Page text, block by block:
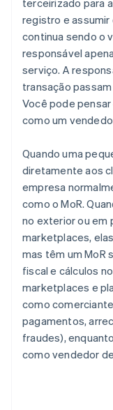
terceirizado para
registro e
continua sendo o
responsável
serviço. A
transação
Você pode
como um
Quando uma
diretamente aos
empresa
como o MoR.
no exterior ou em
marketplaces,
mas têm um MoR
fiscal e cálculos
marketplaces e
como
pagamentos,
fraudes),
como vendedor